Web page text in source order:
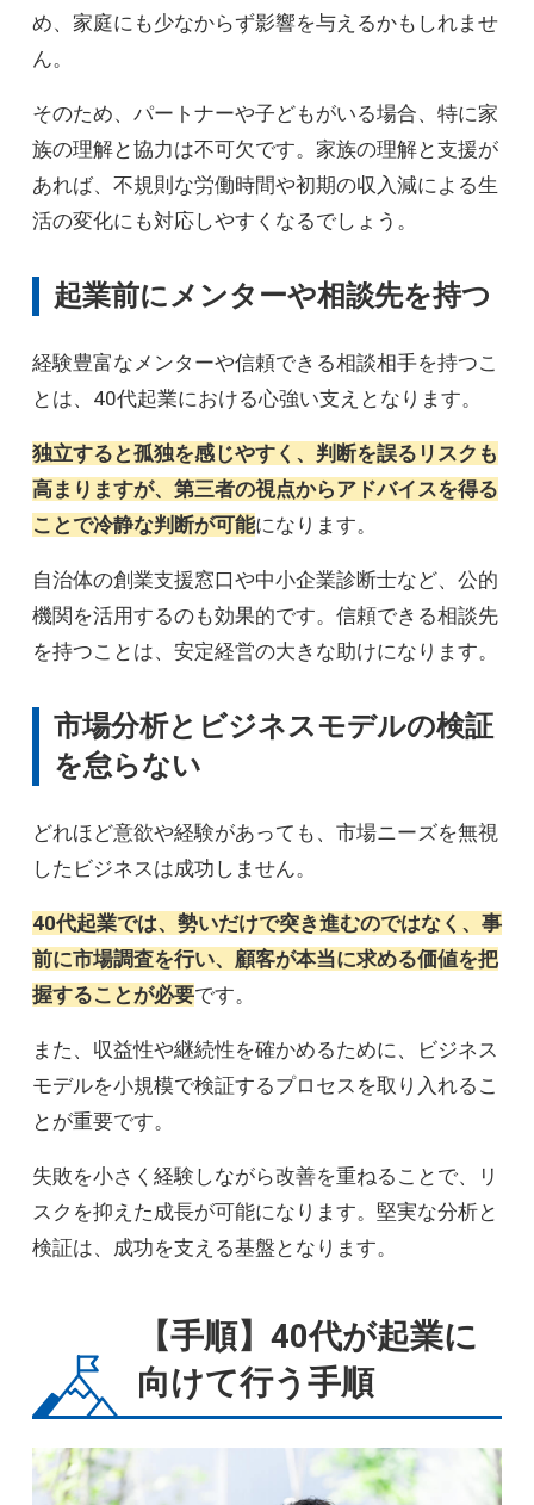
め、家庭にも少なからず影響を与えるかもしれませ
ん。
そのため、パートナーや子どもがいる場合、特に家
族の理解と協力は不可欠です。家族の理解と支援が
あれば、不規則な労働時間や初期の収入減による生
活の変化にも対応しやすくなるでしょう。
起業前にメンターや相談先を持つ
経験豊富なメンターや信頼できる相談相手を持つこ
とは、40代起業における心強い支えとなります。
独立すると孤独を感じやすく、判断を誤るリスクも
高まりますが、第三者の視点からアドバイスを得る
ことで冷静な判断が可能になります。
自治体の創業支援窓口や中小企業診断士など、公的
機関を活用するのも効果的です。信頼できる相談先
を持つことは、安定経営の大きな助けになります。
市場分析とビジネスモデルの検証
を怠らない
どれほど意欲や経験があっても、市場ニーズを無視
したビジネスは成功しません。
40代起業では、勢いだけで突き進むのではなく、事
前に市場調査を行い、顧客が本当に求める価値を把
握することが必要です。
また、収益性や継続性を確かめるために、ビジネス
モデルを小規模で検証するプロセスを取り入れるこ
とが重要です。
失敗を小さく経験しながら改善を重ねることで、リ
スクを抑えた成長が可能になります。堅実な分析と
検証は、成功を支える基盤となります。
【手順】40代が起業に
向けて行う手順